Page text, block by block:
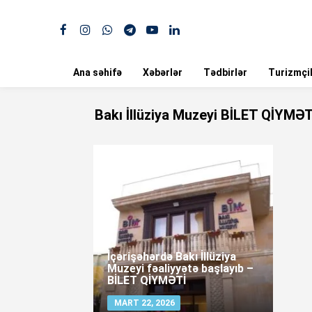
Ana səhifə Xəbərlər Tədbirlər
Bakı İllüziya Muzeyi BİLET
İçərişəhərdə Bakı İllüziya
Muzeyi fəaliyyətə başlayıb –
BİLET QİYMƏTİ
MART 22, 2026